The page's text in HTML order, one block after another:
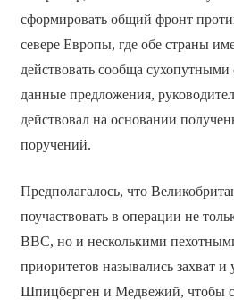
сформировать общий фронт
севере Европы, где обе страны
действовать сообща
данные предложения,
действовал на основании
поручений.
Предполагалось, что
поучаствовать в операции не
ВВС, но и несколькими
приоритетов назывались захват и
Шпицберген и Медвежий, чтобы